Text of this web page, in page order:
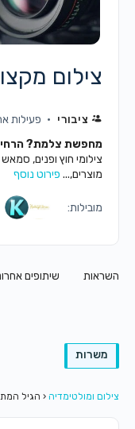
צילום
ציבורי
פעילות
מחפשת צלמת?
צילומי חוץ ופנים, סמאש
מוצרים,...פירוט נוסף
מובילות:
השראות שיתופים
משרות
צילום ומולטימדיה ‹ הגיל